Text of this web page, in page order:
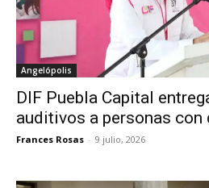
Angelópolis
DIF Puebla Capital
auditivos a personas con
Frances Rosas - 9 julio, 2026